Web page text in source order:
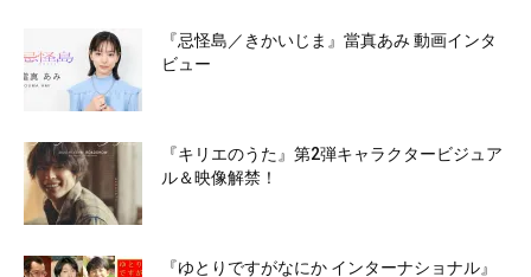
『忌怪島／きかいじま』當真あみ 動画インタ
ビュー
『キリエのうた』第2弾キャラクタービジュア
ル＆映像解禁！
『ゆとりですがなにか インターナショナル』